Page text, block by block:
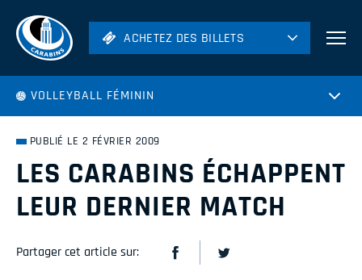
ACHETEZ DES BILLETS
Hockey
ACHETEZ DES BILLETS
VOLLEYBALL FÉMININ
PUBLIÉ LE 2 FÉVRIER 2009
LES CARABINS ÉCHAPPENT
LEUR DERNIER MATCH
Partager cet article sur: